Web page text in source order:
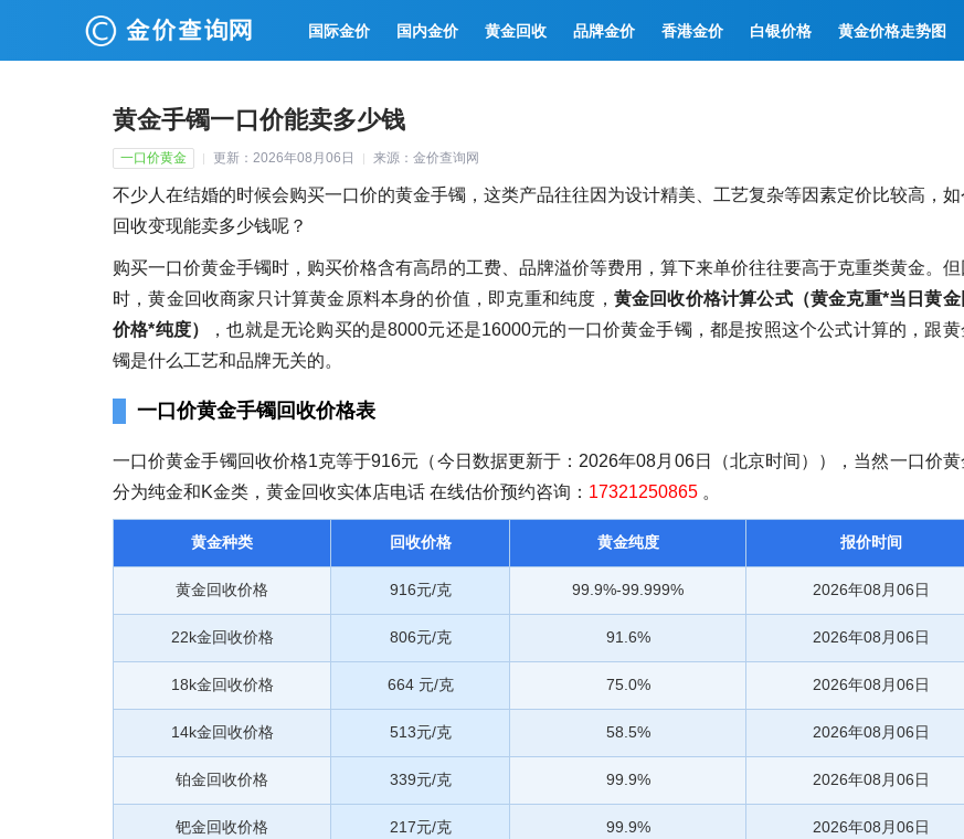
国际金价 国内金价 黄金回收 品牌金价 香港金价 白银价格 黄金价格走势图
黄金手镯一口价能卖多少钱
一口价黄金 更新：2026年08月06日 来源：金价查询网
不少人在结婚的时候会购买一口价的黄金手镯，这类产品往往因为设计精美、工艺复杂等因素定价比较高，如
回收变现能卖多少钱呢？
购买一口价黄金手镯时，购买价格含有高昂的工费、品牌溢价等费用，算下来单价往往要高于克重类黄金。但
时，黄金回收商家只计算黄金原料本身的价值，即克重和纯度， 黄金回收价格计算公式（黄金克重*当日黄金
价格*纯度）
，也就是无论购买的是8000元还是16000元的一口价黄金手镯，都是按照这个公式计算的，跟
镯是什么工艺和品牌无关的。
一口价黄金手镯回收价格表
一口价黄金手镯回收价格1克等于916元（今日数据更新于：2026年08月06日（北京时间）），当然一口价黄
分为纯金和K金类，黄金回收实体店电话 在线估价预约咨询： 17321250865 。
黄金种类 回收价格 黄金纯度 报价时间
黄金回收价格 916元/克 99.9%-99.999% 2026年08月06日
22k金回收价格 806元/克 91.6% 2026年08月06日
18k金回收价格 664 元/克 75.0% 2026年08月06日
14k金回收价格 513元/克 58.5% 2026年08月06日
铂金回收价格 339元/克 99.9% 2026年08月06日
钯金回收价格 217元/克 99.9% 2026年08月06日